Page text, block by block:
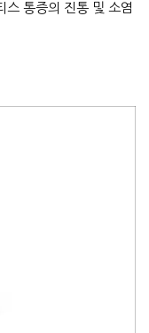
통증의 진통 및 소염